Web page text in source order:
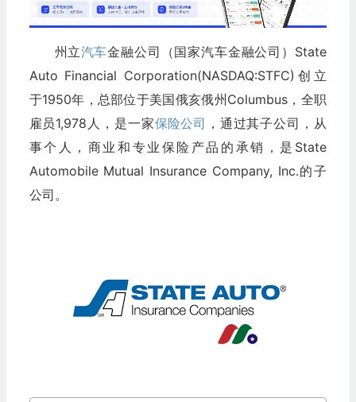
州立汽车金融公司（国家汽车金融公司）State
Auto Financial Corporation(NASDAQ:STFC)创立
于1950年，总部位于美国俄亥俄州Columbus，全职
雇员1,978人，是一家保险公司 ，通过其子公司，从
事个人，商业和专业保险产品的承销，是State
Automobile Mutual Insurance Company, Inc.的子
公司。